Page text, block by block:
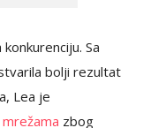
Sa
bolji rezultat
Lea je
zbog